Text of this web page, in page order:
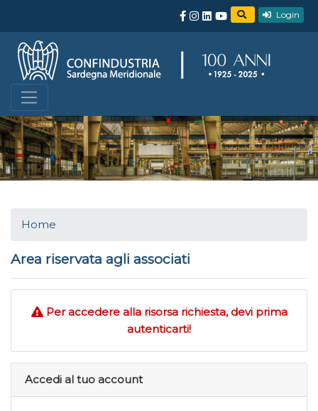
Login
Home
Area riservata agli associati
Per accedere alla risorsa richiesta, devi prima
autenticarti!
Accedi al tuo account